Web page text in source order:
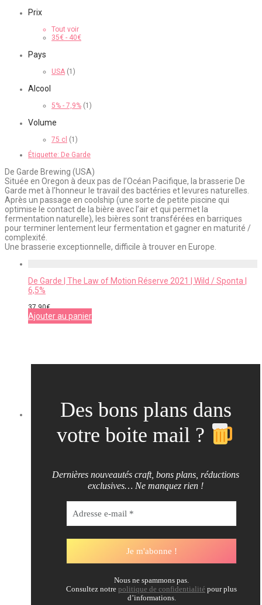
Prix
Tout voir
35€ - 40€
Pays
USA (1)
Alcool
5% - 7,9% (1)
Volume
75 cl (1)
Étiquette: De Garde
De Garde Brewing (USA)
Située en Oregon à deux pas de l’Océan Pacifique, la brasserie De
Garde met à l’honneur le travail des bactéries et levures naturelles.
Après un passage en coolship (une sorte de petite piscine qui
optimise le contact de la bière avec l’air et qui permet la
fermentation naturelle), les bières sont transférées en barriques
pour terminer lentement leur fermentation et gagner en maturité /
complexité.
Une brasserie exceptionnelle, difficile à trouver en Europe.
De Garde | The Law of Motion Réserve 2021 | Wild / Sponta |
6,5%
37,90€
Ajouter au panier
Des bons plans dans
votre boite mail ?
Dernières nouveautés craft, bons plans, réductions
exclusives… Ne manquez rien !
Nous ne spammons pas.
Consultez notre politique de confidentialité pour plus
d’informations.